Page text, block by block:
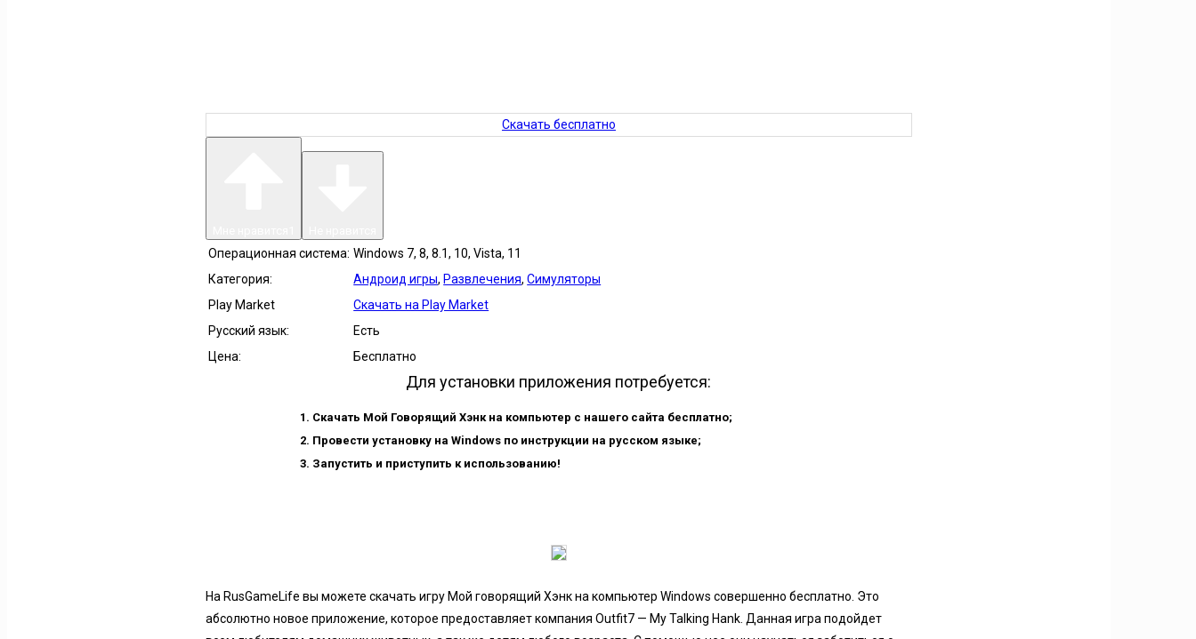
Скачать бесплатно
Операционная система: Windows 7, 8, 8.1, 10, Vista, 11
Категория:
Андроид игры, Развлечения,Симуляторы
Play Market
Скачать на Play Market
Русский язык:
Есть
Цена:
Бесплатно
Для установки приложения потребуется:
Скачать Мой Говорящий Хэнк на компьютер с нашего сайта бесплатно;
Провести установку на Windows по инструкции на русском языке;
Запустить и приступить к использованию!
На RusGameLife вы можете скачать игру Мой говорящий Хэнк на компьютер Windows совершенно бесплатно. Это
абсолютно новое приложение, которое предоставляет компания Outfit7 — My Talking Hank. Данная игра подойдет